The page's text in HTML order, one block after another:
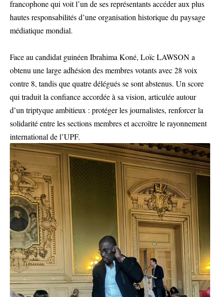
francophone qui voit l’un de ses représentants accéder aux plus
hautes responsabilités d’une organisation historique du paysage
médiatique mondial.
Face au candidat guinéen Ibrahima Koné, Loïc LAWSON a
obtenu une large adhésion des membres votants avec 28 voix
contre 8, tandis que quatre délégués se sont abstenus. Un score
qui traduit la confiance accordée à sa vision, articulée autour
d’un triptyque ambitieux : protéger les journalistes, renforcer la
solidarité entre les sections membres et accroître le rayonnement
international de l’UPF.